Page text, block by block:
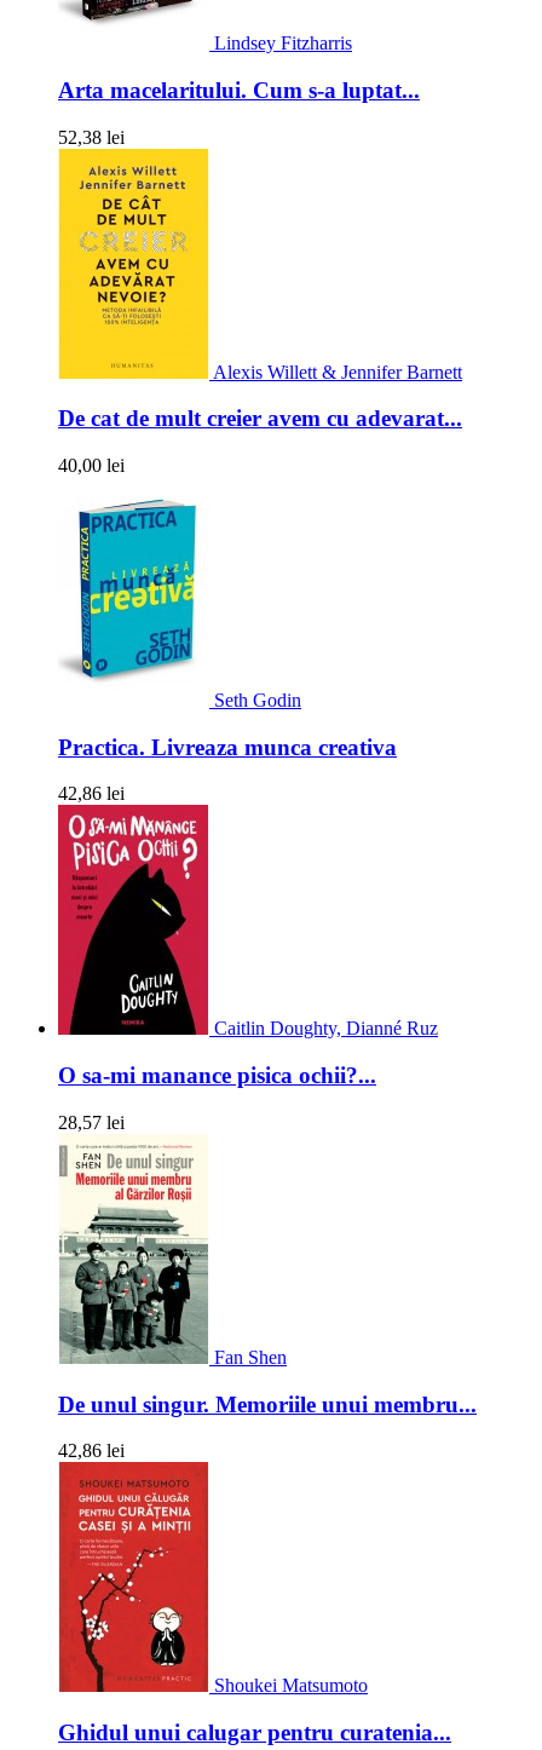
Lindsey Fitzharris
Arta macelaritului. Cum s-a luptat...
52,38 lei
Alexis Willett & Jennifer Barnett
De cat de mult creier avem cu adevarat...
40,00 lei
Seth Godin
Practica. Livreaza munca creativa
42,86 lei
Caitlin Doughty, Dianné Ruz
O sa-mi manance pisica ochii?...
28,57 lei
Fan Shen
De unul singur. Memoriile unui membru...
42,86 lei
Shoukei Matsumoto
Ghidul unui calugar pentru curatenia...